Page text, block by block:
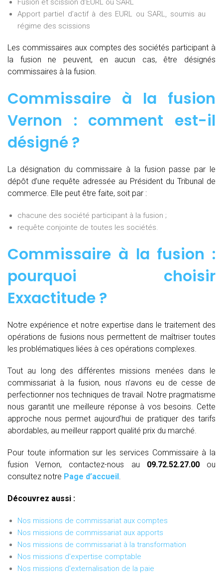
Fusion et scission d’EURL ou SARL
Apport partiel d’actif à des EURL ou SARL, soumis au
régime des scissions
Les commissaires aux comptes des sociétés participant à
la fusion ne peuvent, en aucun cas, être désignés
commissaires à la fusion.
Commissaire à la fusion
Vernon : comment est-il
désigné ?
La désignation du commissaire à la fusion passe par le
dépôt d’une requête adressée au Président du Tribunal de
commerce. Elle peut être faite, soit par :
chacune des société participant à la fusion ;
requête conjointe de toutes les sociétés.
Commissaire à la fusion :
pourquoi choisir
Exxactitude ?
Notre expérience et notre expertise dans le traitement des
opérations de fusions nous permettent de maîtriser toutes
les problématiques liées à ces opérations complexes.
Tout au long des différentes missions menées dans le
commissariat à la fusion, nous n’avons eu de cesse de
perfectionner nos techniques de travail. Notre pragmatisme
nous garantit une meilleure réponse à vos besoins. Cette
approche nous permet aujourd’hui de pratiquer des tarifs
abordables, au meilleur rapport qualité prix du marché.
Pour toute information sur les services Commissaire à la
fusion Vernon, contactez-nous au 09.72.52.27.00ou
consultez notre Page d’accueil
Découvrez aussi :
Nos missions de commissariat aux comptes
Nos missions de commissariat aux apports
Nos missions de commissariat à la transformation
Nos missions d'expertise comptable
Nos missions d'externalisation de la paie